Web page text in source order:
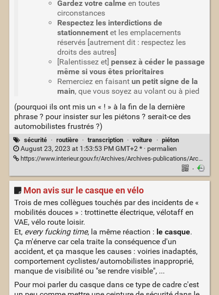
Gardez votre calmeen toutes
circonstances
Respectez les interdictions de
stationnementet les emplacements
réservés [autrement dit : respectez les
droits des autres]
[Ralentissez et] pensez à céder le passage
même si vous êtes prioritaires
Remerciez en faisant un petit signe de la
main, que vous soyez au volant ou à pied
(pourquoi ils ont mis un « ! » à la fin de la dernière
phrase ? pour insister sur les piétons ? serait-ce des
automobilistes frustrés ?)
sécurité · routière · transcription · voiture · piéton
August 23, 2023 at 1:53:53 PM GMT+2 * · permalien
https://www.interieur.gouv.fr/Archives/Archives-publications/Archives-infographies/Securite-routiere/Securite-routiere/La-courtoisie-au-volant
·
Mon avis sur le casque en vélo
Trois de mes collègues touchés par des incidents de «
mobilités douces » : trottinette électrique, vélotaff en
VAE, vélo route loisir.
Et, every fucking time, la même réaction : le casque.
Ça m'énerve car cela traite la conséquence d'un
accident, et ça masque les causes : voiries inadaptés,
comportement cyclistes/automobilistes inapproprié,
manque de visibilité ou "se rendre visible", ...
Pour moi parler du casque dans ce type de cadre c'est